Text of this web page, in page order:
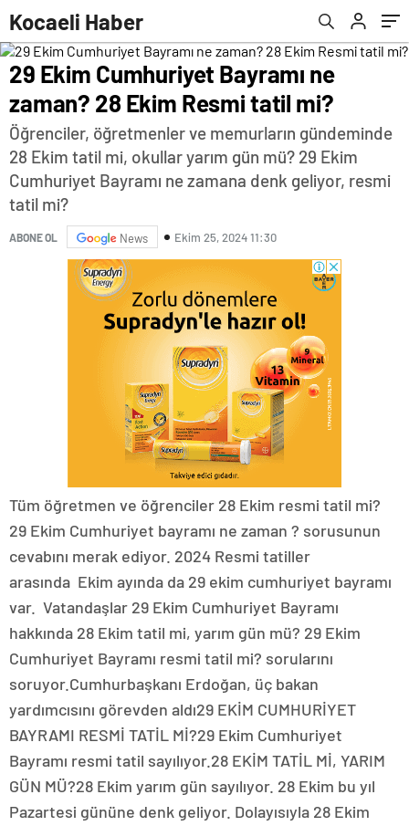
Kocaeli Haber
29 Ekim Cumhuriyet Bayramı ne
zaman? 28 Ekim Resmi tatil mi?
Öğrenciler, öğretmenler ve memurların gündeminde
28 Ekim tatil mi, okullar yarım gün mü? 29 Ekim
Cumhuriyet Bayramı ne zamana denk geliyor, resmi
tatil mi?
ABONE OL News Ekim 25, 2024 11:30
Tüm öğretmen ve öğrenciler 28 Ekim resmi tatil mi?
29 Ekim Cumhuriyet bayramı ne zaman ? sorusunun
cevabını merak ediyor. 2024 Resmi tatiller
arasında Ekim ayında da 29 ekim cumhuriyet bayramı
var. Vatandaşlar 29 Ekim Cumhuriyet Bayramı
hakkında 28 Ekim tatil mi, yarım gün mü? 29 Ekim
Cumhuriyet Bayramı resmi tatil mi? sorularını
soruyor.Cumhurbaşkanı Erdoğan, üç bakan
yardımcısını görevden aldı29 EKİM CUMHURİYET
BAYRAMI RESMİ TATİL Mİ?29 Ekim Cumhuriyet
Bayramı resmi tatil sayılıyor.28 EKİM TATİL Mİ, YARIM
GÜN MÜ?28 Ekim yarım gün sayılıyor. 28 Ekim bu yıl
Pazartesi gününe denk geliyor. Dolayısıyla 28 Ekim